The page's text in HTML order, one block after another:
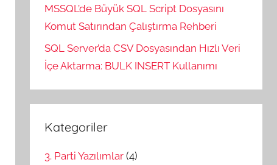
MSSQL’de Büyük SQL Script Dosyasını
Komut Satırından Çalıştırma Rehberi
SQL Server’da CSV Dosyasından Hızlı Veri
İçe Aktarma: BULK INSERT Kullanımı
Kategoriler
3. Parti Yazılımlar (4)